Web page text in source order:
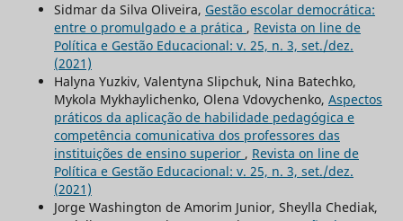
Sidmar da Silva Oliveira, Gestão escolar democrática:
entre o promulgado e a prática , Revista on line de
Política e Gestão Educacional: v. 25, n. 3, set./dez.
(2021)
Halyna Yuzkiv, Valentyna Slipchuk, Nina Batechko,
Mykola Mykhaylichenko, Olena Vdovychenko, Aspectos
práticos da aplicação de habilidade pedagógica e
competência comunicativa dos professores das
instituições de ensino superior , Revista on line de
Política e Gestão Educacional: v. 25, n. 3, set./dez.
(2021)
Jorge Washington de Amorim Junior, Sheylla Chediak,